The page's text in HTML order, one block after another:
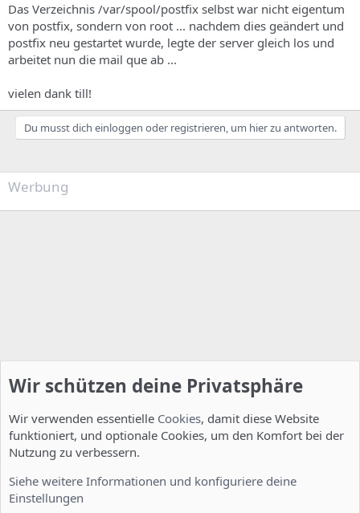
Das Verzeichnis /var/spool/postfix selbst war nicht eigentum
von postfix, sondern von root ... nachdem dies geändert und
postfix neu gestartet wurde, legte der server gleich los und
arbeitet nun die mail que ab ...
vielen dank till!
Du musst dich einloggen oder registrieren, um hier zu antworten.
Werbung
Wir schützen deine Privatsphäre
Wir verwenden essentielle Cookies, damit diese Website
funktioniert, und optionale Cookies, um den Komfort bei der
Nutzung zu verbessern.
Siehe weitere Informationen und konfiguriere deine
Einstellungen